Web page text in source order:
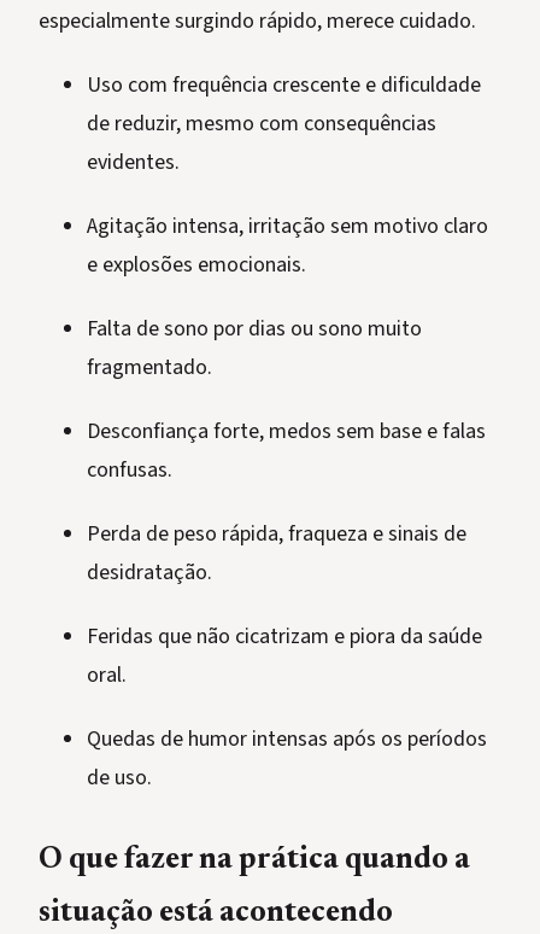
especialmente surgindo rápido, merece cuidado.
Uso com frequência crescente e dificuldade
de reduzir, mesmo com consequências
evidentes.
Agitação intensa, irritação sem motivo claro
e explosões emocionais.
Falta de sono por dias ou sono muito
fragmentado.
Desconfiança forte, medos sem base e falas
confusas.
Perda de peso rápida, fraqueza e sinais de
desidratação.
Feridas que não cicatrizam e piora da saúde
oral.
Quedas de humor intensas após os períodos
de uso.
O que fazer na prática quando a
situação está acontecendo